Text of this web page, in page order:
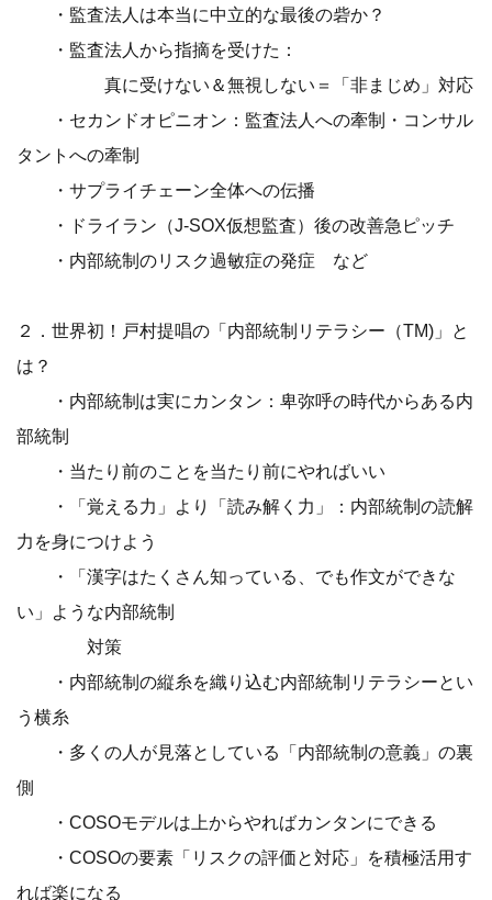
・監査法人は本当に中立的な最後の砦か？
・監査法人から指摘を受けた：
真に受けない＆無視しない＝「非まじめ」対応
・セカンドオピニオン：監査法人への牽制・コンサル
タントへの牽制
・サプライチェーン全体への伝播
・ドライラン（J-SOX仮想監査）後の改善急ピッチ
・内部統制のリスク過敏症の発症 など
２．世界初！戸村提唱の「内部統制リテラシー（TM)」と
は？
・内部統制は実にカンタン：卑弥呼の時代からある内
部統制
・当たり前のことを当たり前にやればいい
・「覚える力」より「読み解く力」：内部統制の読解
力を身につけよう
・「漢字はたくさん知っている、でも作文ができな
い」ような内部統制
対策
・内部統制の縦糸を織り込む内部統制リテラシーとい
う横糸
・多くの人が見落としている「内部統制の意義」の裏
側
・COSOモデルは上からやればカンタンにできる
・COSOの要素「リスクの評価と対応」を積極活用す
れば楽になる